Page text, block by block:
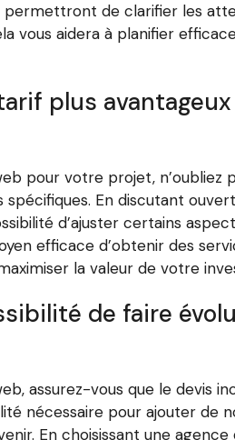
permettront de clarifier les
vous aidera à planifier
plus
pour votre projet, n’oubliez
En discutant
d’ajuster certains
efficace d’obtenir des
la valeur de votre
de faire
assurez-vous que le devis
nécessaire pour ajouter de
En choisissant une